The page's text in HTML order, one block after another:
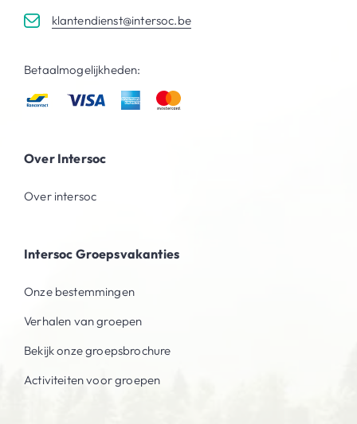
klantendienst@intersoc.be
Betaalmogelijkheden:
Over Intersoc
Over intersoc
Intersoc Groepsvakanties
Onze bestemmingen
Verhalen van groepen
Bekijk onze groepsbrochure
Activiteiten voor groepen